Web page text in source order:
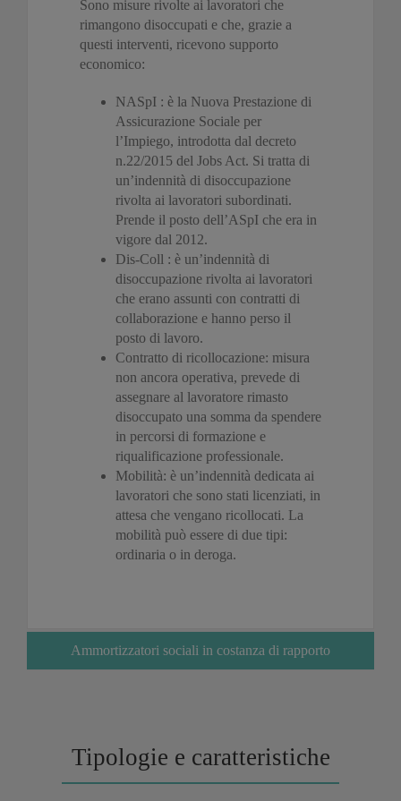
Sono misure rivolte ai lavoratori che
rimangono disoccupati e che, grazie a
questi interventi, ricevono supporto
economico:
NASpI : è la Nuova Prestazione di
Assicurazione Sociale per
l’Impiego, introdotta dal decreto
n.22/2015 del Jobs Act. Si tratta di
un’indennità di disoccupazione
rivolta ai lavoratori subordinati.
Prende il posto dell’ASpI che era in
vigore dal 2012.
Dis-Coll : è un’indennità di
disoccupazione rivolta ai lavoratori
che erano assunti con contratti di
collaborazione e hanno perso il
posto di lavoro.
Contratto di ricollocazione: misura
non ancora operativa, prevede di
assegnare al lavoratore rimasto
disoccupato una somma da spendere
in percorsi di formazione e
riqualificazione professionale.
Mobilità: è un’indennità dedicata ai
lavoratori che sono stati licenziati, in
attesa che vengano ricollocati. La
mobilità può essere di due tipi:
ordinaria o in deroga.
Ammortizzatori sociali in costanza di rapporto
Tipologie e caratteristiche